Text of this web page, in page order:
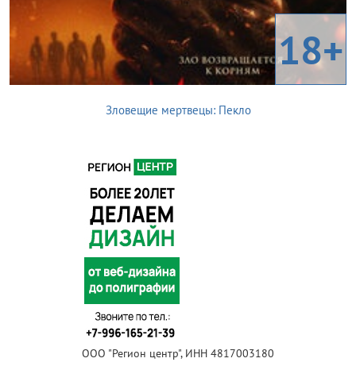
18+
Зловещие мертвецы: Пекло
ООО "Регион центр", ИНН 4817003180